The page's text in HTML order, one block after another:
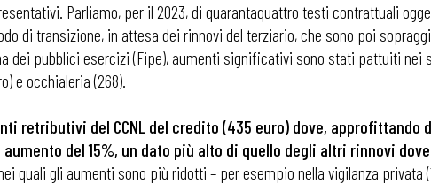
Parliamo, per il 2023, di quarantaquattro testi contrattuali
di transizione, in attesa dei rinnovi del terziario, che sono poi
dei pubblici esercizi (Fipe), aumenti significativi sono stati pattuiti nei
e occhialeria (268).
retributivi del CCNL del credito (435 euro) dove, approfittando
del 15%, un dato più alto di quello degli altri rinnovi
quali gli aumenti sono più ridotti – per esempio nella vigilanza privata